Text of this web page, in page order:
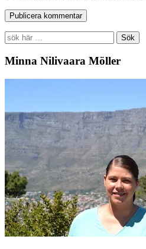
Search
for:
Minna Nilivaara Möller